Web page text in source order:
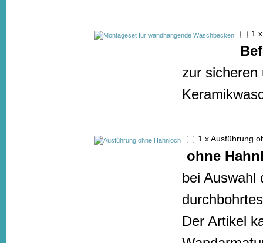
1
zur sicheren
1 x Ausführung
ohne
bei Auswahl
Der Artikel